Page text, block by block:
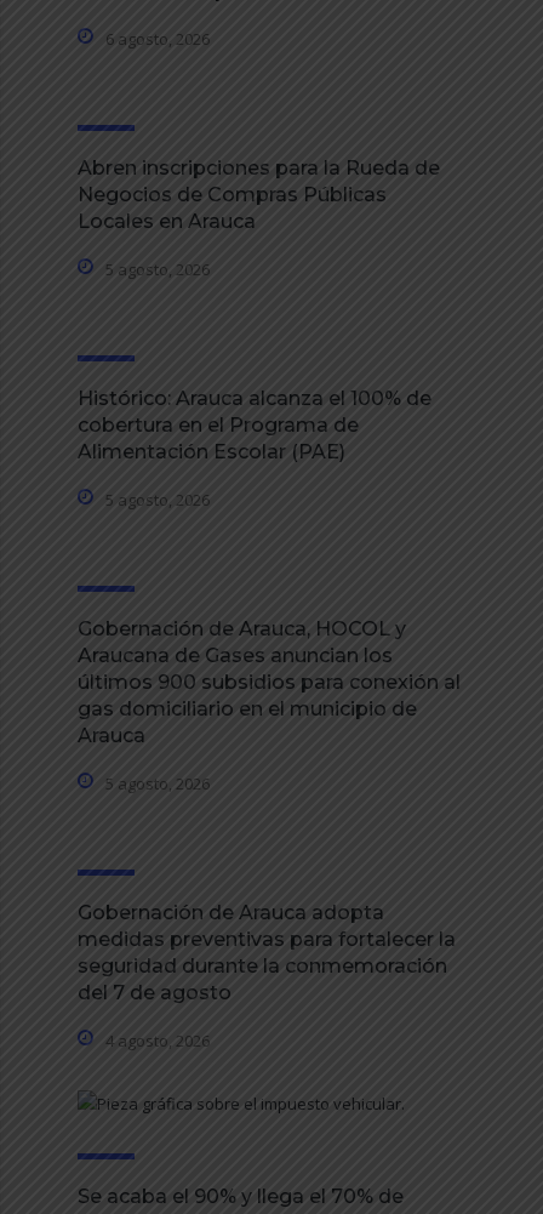
6 agosto, 2026
Abren inscripciones para la Rueda de
Negocios de Compras Públicas
Locales en Arauca
5 agosto, 2026
Histórico: Arauca alcanza el 100% de
cobertura en el Programa de
Alimentación Escolar (PAE)
5 agosto, 2026
Gobernación de Arauca, HOCOL y
Araucana de Gases anuncian los
últimos 900 subsidios para conexión al
gas domiciliario en el municipio de
Arauca
5 agosto, 2026
Gobernación de Arauca adopta
medidas preventivas para fortalecer la
seguridad durante la conmemoración
del 7 de agosto
4 agosto, 2026
Se acaba el 90% y llega el 70% de